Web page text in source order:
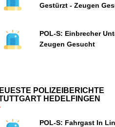
Gestürzt - Zeugen
POL-S: Einbrecher
Zeugen Gesucht
POLIZEIBERICHTE
HEDELFINGEN
POL-S: Fahrgast In